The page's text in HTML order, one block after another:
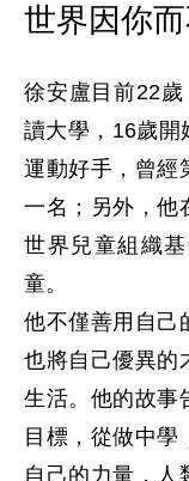
世界因你
徐安盧目前22
讀大學，16歲開
運動好手，曾經
一名；另外，他
世界兒童組織
童。
他不僅善用自己
也將自己優異的
生活。他的故事
目標，從做中學
自己的力量，人